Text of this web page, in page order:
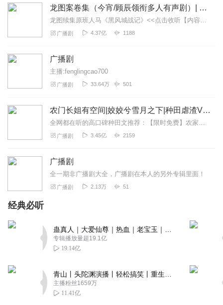
龙图案卷集（今宵/顾辰领衔多人有声剧）| 探案
龙图续集原班人马《黑风城战记》<<点击收听【内容简介】《龙图案卷集》是由耳雅根据古典名著《三侠五义》（又叫七五）改编所写的网络小说，主要讲述的是鼠（白玉堂）...
广播剧 4.37亿 1188
广播剧
主播:fenglingcao700
广播剧 33.64万 501
农门长姐有空间|姣姣兮雪月之下|种田虐渣VIP免费
全网都在听的高口碑种田文推荐：【限时免费】农家小福女|姣姣兮郁雨竹|全网最快寒门大俗人|姣姣兮杜骁|萌宝女强古言爽文魏晋干饭人未删减全网最快|农家小福...
广播剧 3.45亿 2159
广播剧
全一期非广播剧大全，广播剧在本人的另外专辑里面！
广播剧 2.13万 51
经典必听
专辑播放量超19.1亿
19.14亿
主播粉丝1659万
11.41亿